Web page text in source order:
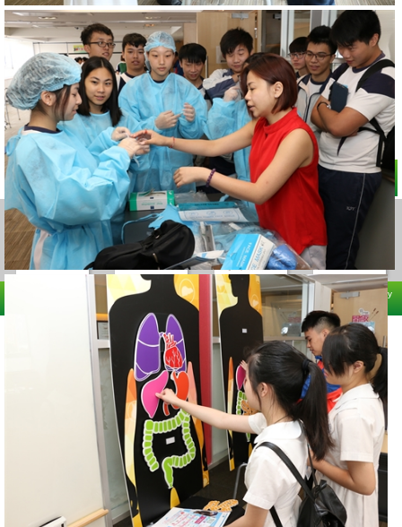
回頁頂
Copyright (C) 2008-2026 Hong Kong Health Care Federation All rights reserved. Powered by
Pure One